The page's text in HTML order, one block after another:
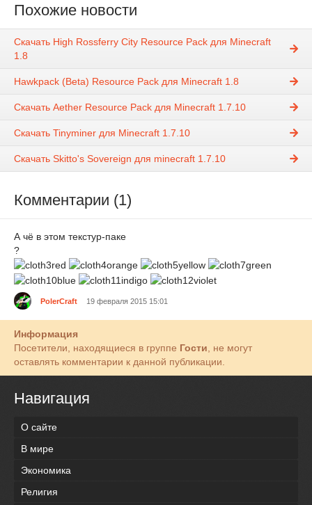
Похожие новости
Скачать High Rossferry City Resource Pack для Minecraft
1.8
Hawkpack (Beta) Resource Pack для Minecraft 1.8
Скачать Aether Resource Pack для Minecraft 1.7.10
Скачать Tinyminer для Minecraft 1.7.10
Скачать Skitto's Sovereign для minecraft 1.7.10
Комментарии (1)
А чё в этом текстур-паке
?
PolerCraft 19 февраля 2015 15:01
Информация
Посетители, находящиеся в группе Гости, не могут
оставлять комментарии к данной публикации.
Навигация
О сайте
В мире
Экономика
Религия